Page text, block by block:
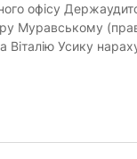
офісу
Муравському
Усику